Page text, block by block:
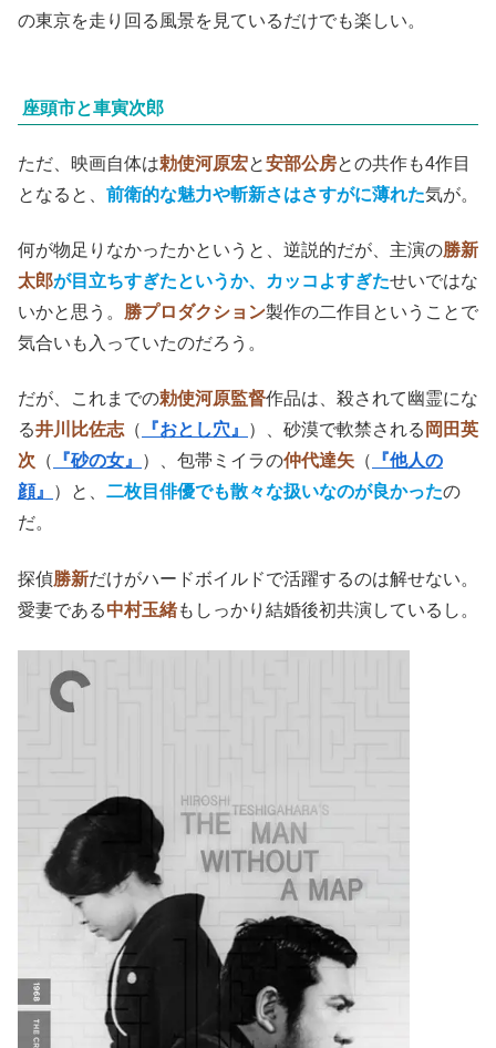
の東京を走り回る風景を見ているだけでも楽しい。
座頭市と車寅次郎
ただ、映画自体は勅使河原宏と安部公房との共作も4作目
となると、 前衛的な魅力や斬新さはさすがに薄れた気が。
何が物足りなかったかというと、逆説的だが、主演の勝新
太郎が目立ちすぎたというか、カッコよすぎたせいではな
いかと思う。 勝プロダクション製作の二作目ということで
気合いも入っていたのだろう。
だが、これまでの勅使河原監督作品は、殺されて幽霊にな
る井川比佐志（ 『おとし穴』 ）、砂漠で軟禁される 岡田英
次 （ 『砂の女』 ）、包帯ミイラの仲代達矢 （
『他人の
顔』
）と、 二枚目俳優でも散々な扱いなのが良かったの
だ。
探偵勝新だけがハードボイルドで活躍するのは解せない。
愛妻である中村玉緒もしっかり結婚後初共演しているし。